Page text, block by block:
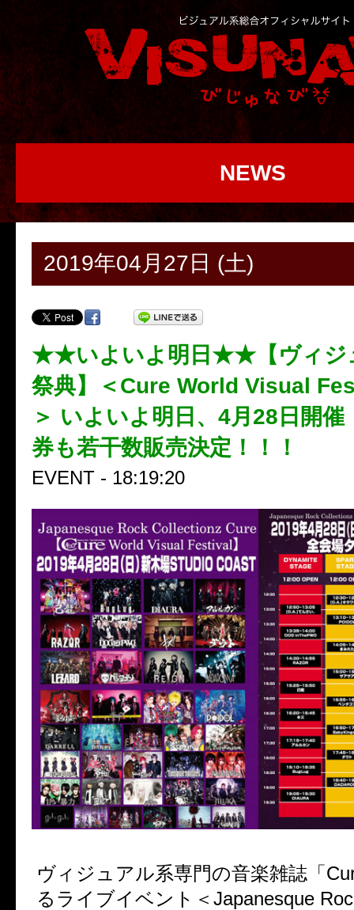
NEWS
2019年04月27日 (土)
★★いよいよ明日★★【ヴィジ
祭典】＜Cure World Visual
＞ いよいよ明日、4月28日開催
券も若干数販売決定！！！
EVENT - 18:19:20
ヴィジュアル系専門の音楽雑誌「
るライブイベント＜Japanesque